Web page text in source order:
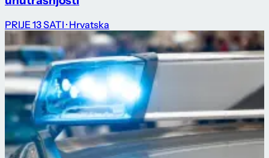
PRIJE 13 SATI · Hrvatska